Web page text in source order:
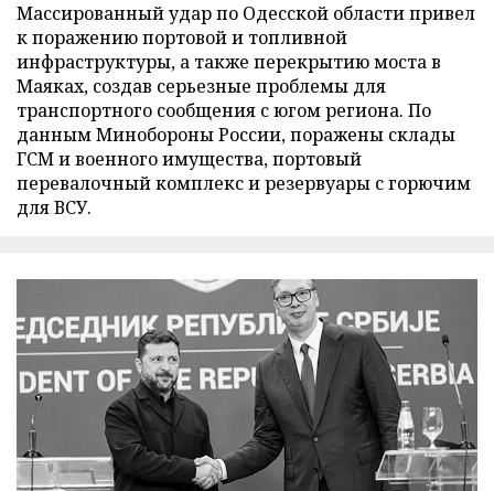
Массированный удар по Одесской области привел
к поражению портовой и топливной
инфраструктуры, а также перекрытию моста в
Маяках, создав серьезные проблемы для
транспортного сообщения с югом региона. По
данным Минобороны России, поражены склады
ГСМ и военного имущества, портовый
перевалочный комплекс и резервуары с горючим
для ВСУ.